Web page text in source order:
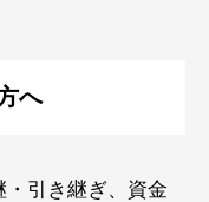
へ
引き継ぎ、資金